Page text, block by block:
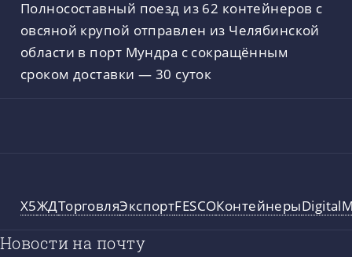
Полносоставный поезд из 62 контейнеров с
овсяной крупой отправлен из Челябинской
области в порт Мундра с сокращённым
сроком доставки — 30 суток
X5ЖДТорговляЭкспортFESCOКонтейнерыDigital
Новости на почту